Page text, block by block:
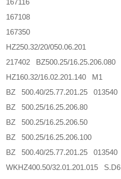
167116
167108
167350
HZ250.32/20/050.06.201
217402 BZ500.25/16.25.206.080
HZ160.32/16.02.201.140 M1
BZ 500.40/25.77.201.25 013540
BZ 500.25/16.25.206.80
BZ 500.25/16.25.206.50
BZ 500.25/16.25.206.100
BZ 500.40/25.77.201.25 013540
WKHZ400.50/32.01.201.015 S.D6